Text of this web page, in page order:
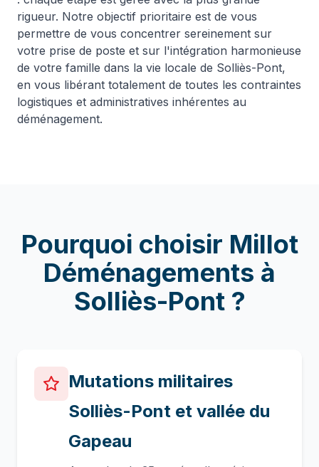
rigueur. Notre objectif prioritaire est de vous
permettre de vous concentrer sereinement sur
votre prise de poste et sur l'intégration harmonieuse
de votre famille dans la vie locale de Solliès-Pont,
en vous libérant totalement de toutes les contraintes
logistiques et administratives inhérentes au
déménagement.
Pourquoi choisir Millot
Déménagements à
Solliès-Pont?
Mutations militaires
Solliès-Pont et vallée du
Gapeau